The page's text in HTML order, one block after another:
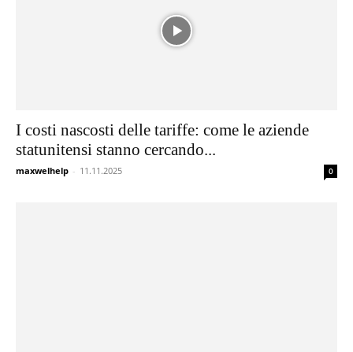
I costi nascosti delle tariffe: come le aziende
statunitensi stanno cercando...
maxwelhelp - 11.11.2025 0